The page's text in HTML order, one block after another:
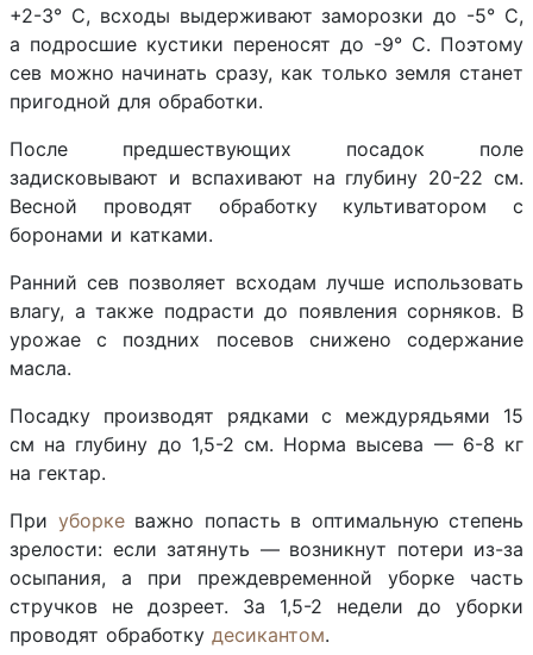
+2-3° C, всходы выдерживают заморозки до -5° C,
а подросшие кустики переносят до -9° C. Поэтому
сев можно начинать сразу, как только земля станет
пригодной для обработки.
После предшествующих посадок поле
задисковывают и вспахивают на глубину 20-22 см.
Весной проводят обработку культиватором с
боронами и катками.
Ранний сев позволяет всходам лучше использовать
влагу, а также подрасти до появления сорняков. В
урожае с поздних посевов снижено содержание
масла.
Посадку производят рядками с междурядьями 15
см на глубину до 1,5-2 см. Норма высева — 6-8 кг
на гектар.
При уборкеважно попасть в оптимальную степень
зрелости: если затянуть — возникнут потери из-за
осыпания, а при преждевременной уборке часть
стручков не дозреет. За 1,5-2 недели до уборки
проводят обработку десикантом.